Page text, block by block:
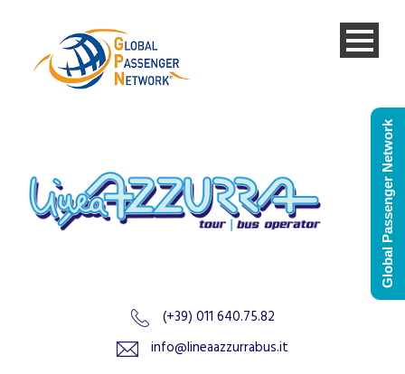
(+39) 011 640.75.82
info@lineaazzurrabus.it
Global Passenger Network